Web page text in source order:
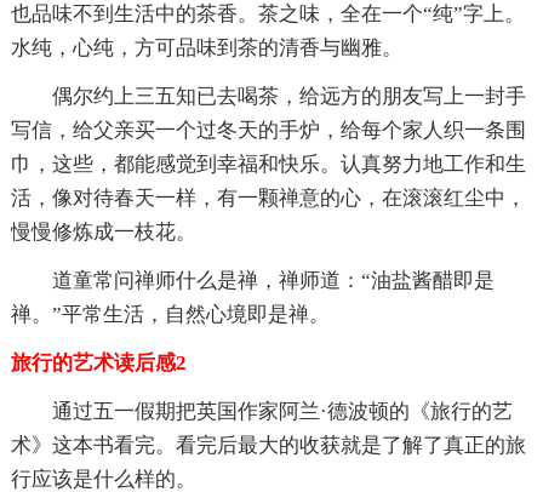
也品味不到生活中的茶香。茶之味，全在一个“纯”字上。
水纯，心纯，方可品味到茶的清香与幽雅。
偶尔约上三五知已去喝茶，给远方的朋友写上一封手
写信，给父亲买一个过冬天的手炉，给每个家人织一条围
巾，这些，都能感觉到幸福和快乐。认真努力地工作和生
活，像对待春天一样，有一颗禅意的心，在滚滚红尘中，
慢慢修炼成一枝花。
道童常问禅师什么是禅，禅师道：“油盐酱醋即是
禅。”平常生活，自然心境即是禅。
旅行的艺术读后感2
通过五一假期把英国作家阿兰·德波顿的《旅行的艺
术》这本书看完。看完后最大的收获就是了解了真正的旅
行应该是什么样的。